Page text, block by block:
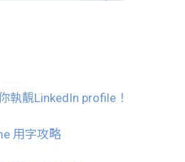
執靚LinkedIn profile！
用字攻略